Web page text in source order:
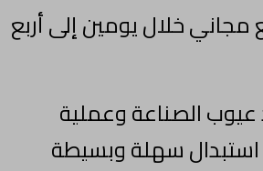
خلال يومين إلى أربع
الصناعة وعملية
استبدال سهلة وبسيطة